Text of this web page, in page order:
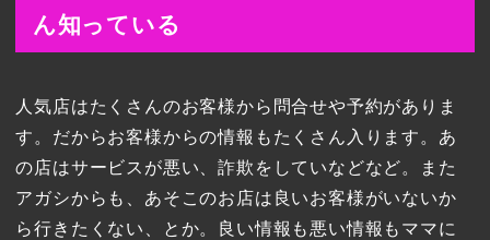
ん知っている
人気店はたくさんのお客様から問合せや予約がありま
す。だからお客様からの情報もたくさん入ります。あ
の店はサービスが悪い、詐欺をしていなどなど。また
アガシからも、あそこのお店は良いお客様がいないか
ら行きたくない、とか。良い情報も悪い情報もママに